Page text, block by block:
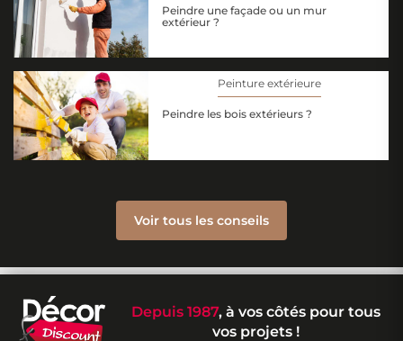
Peindre une façade ou un mur
extérieur ?
Peinture extérieure
Peindre les bois extérieurs ?
Voir tous les conseils
Depuis 1987, à vos côtés pour tous
vos projets !